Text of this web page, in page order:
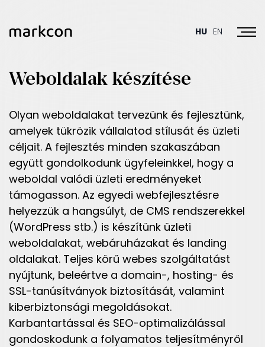
HU EN
Weboldalak készítése
Olyan weboldalakat tervezünk és fejlesztünk,
amelyek tükrözik vállalatod stílusát és üzleti
céljait. A fejlesztés minden szakaszában
együtt gondolkodunk ügyfeleinkkel, hogy a
weboldal valódi üzleti eredményeket
támogasson. Az egyedi webfejlesztésre
helyezzük a hangsúlyt, de CMS rendszerekkel
(WordPress stb.) is készítünk üzleti
weboldalakat, webáruházakat és landing
oldalakat. Teljes körű webes szolgáltatást
nyújtunk, beleértve a domain-, hosting- és
SSL-tanúsítványok biztosítását, valamint
kiberbiztonsági megoldásokat.
Karbantartással és SEO-optimalizálással
gondoskodunk a folyamatos teljesítményről